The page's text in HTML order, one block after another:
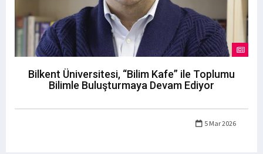
Bilkent Üniversitesi, “Bilim Kafe” ile Toplumu
Bilimle Buluşturmaya Devam Ediyor
5 Mar 2026